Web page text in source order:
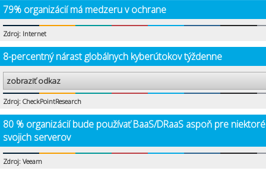
79% organizácií má medzeru v ochrane
Zdroj: Internet
8-percentný nárast globálnych kyberútokov týždenne
zobraziť odkaz
Zdroj: CheckPointResearch
80 % organizácií bude používať BaaS/DRaaS aspoň pre
svojich serverov
Zdroj: Veeam